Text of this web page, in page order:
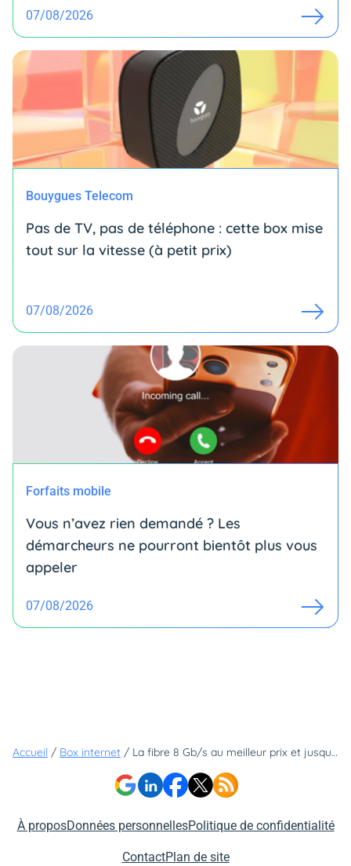
07/08/2026
Bouygues Telecom
Pas de TV, pas de téléphone : cette box mise
tout sur la vitesse (à petit prix)
07/08/2026
Forfaits mobile
Vous n’avez rien demandé ? Les
démarcheurs ne pourront bientôt plus vous
appeler
07/08/2026
Accueil / Box internet / La fibre 8 Gb/s au meilleur prix et jusqu'à 139€ d'économies avec Sosh
À proposDonnées personnellesPolitique de confidentialité
ContactPlan de site